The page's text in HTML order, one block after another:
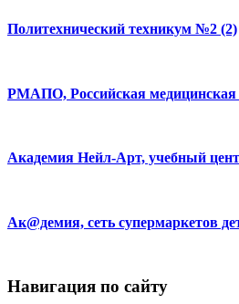
Политехнический техникум №2 (2)
РМАПО, Российская
Академия Нейл-Арт, учебный
Ак@демия, сеть супермаркетов
Навигация по сайту